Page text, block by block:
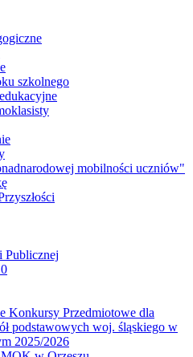
szkolnego
mobilności uczniów"
Publicznej
Konkursy Przedmiotowe dla
podstawowych woj. śląskiego w
2025/2026